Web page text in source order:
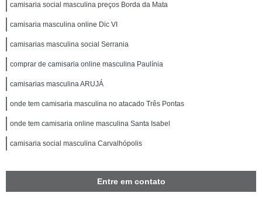
camisaria social masculina preços Borda da Mata
camisaria masculina online Dic VI
camisarias masculina social Serrania
comprar de camisaria online masculina Paulínia
camisarias masculina ARUJÁ
onde tem camisaria masculina no atacado Três Pontas
onde tem camisaria online masculina Santa Isabel
camisaria social masculina Carvalhópolis
Entre em contato